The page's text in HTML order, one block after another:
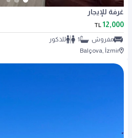
غرفة للإيجار
12,000
TL
مفروش 1
للذكور
Balçova, İzmir